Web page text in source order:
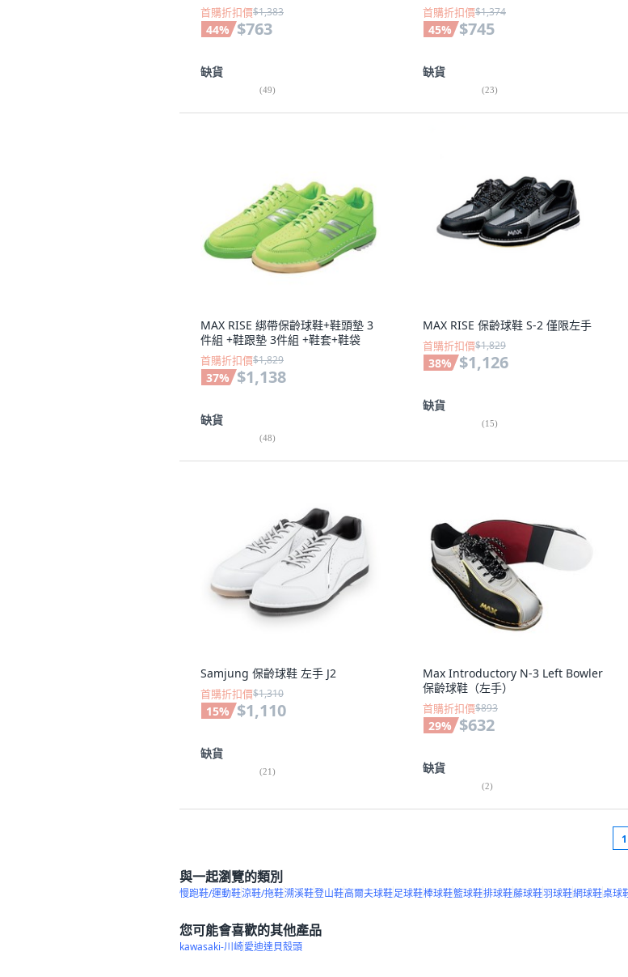
首購折扣價$1,383
44% $763
缺貨
(49)
首購折扣價$1,374
45% $745
缺貨
(23)
MAX RISE 綁帶保齡球鞋+鞋頭墊 3
件組 +鞋跟墊 3件組 +鞋套+鞋袋
首購折扣價$1,829
37% $1,138
缺貨
(48)
MAX RISE 保齡球鞋 S-2 僅限左手
首購折扣價$1,829
38% $1,126
缺貨
(15)
Samjung 保齡球鞋 左手 J2
首購折扣價$1,310
15% $1,110
缺貨
(21)
Max Introductory N-3 Left Bowler
保齡球鞋（左手）
首購折扣價$893
29% $632
缺貨
(2)
1
與一起瀏覽的類別
慢跑鞋/運動鞋涼鞋/拖鞋溯溪鞋登山鞋高爾夫球鞋足球鞋棒球鞋籃球鞋排球鞋藤球鞋羽球鞋網球鞋桌球
您可能會喜歡的其他產品
kawasaki-川崎愛迪達貝殼頭